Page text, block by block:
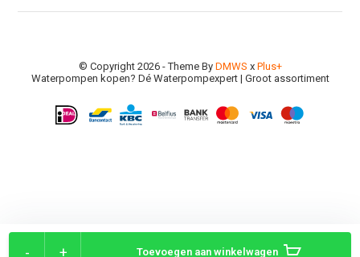
+
- Toevoegen aan winkelwagen
© Copyright 2026 - Theme By DMWS x Plus+
Waterpompen kopen? Dé Waterpompexpert | Groot assortiment